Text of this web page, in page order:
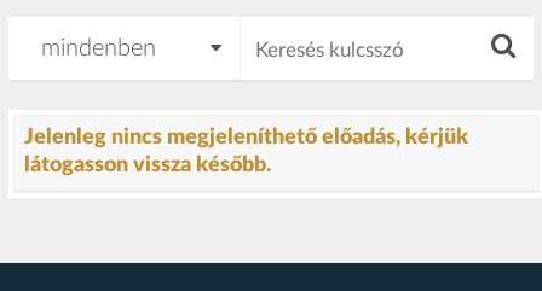
Jelenleg nincs megjeleníthető előadás, kérjük
látogasson vissza később.